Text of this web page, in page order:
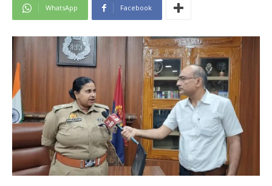
WhatsApp Facebook